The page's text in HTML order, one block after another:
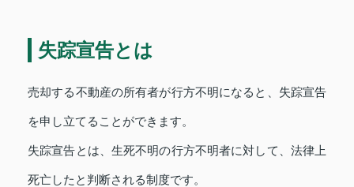
失踪宣告とは
売却する不動産の所有者が行方不明になると、失踪宣告
を申し立てることができます。
失踪宣告とは、生死不明の行方不明者に対して、法律上
死亡したと判断される制度です。